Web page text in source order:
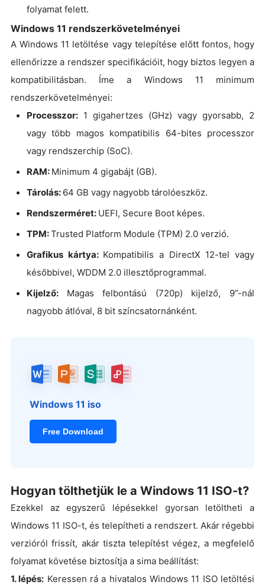
folyamat felett.
Windows 11 rendszerkövetelményei
A Windows 11 letöltése vagy telepítése előtt fontos, hogy
ellenőrizze a rendszer specifikációit, hogy biztos legyen a
kompatibilitásban. Íme a Windows 11 minimum
rendszerkövetelményei:
Processzor: 1 gigahertzes (GHz) vagy gyorsabb, 2
vagy több magos kompatibilis 64-bites processzor
vagy rendszerchip (SoC).
RAM: Minimum 4 gigabájt (GB).
Tárolás: 64 GB vagy nagyobb tárolóeszköz.
Rendszerméret: UEFI, Secure Boot képes.
TPM:Trusted Platform Module (TPM) 2.0 verzió.
Grafikus kártya: Kompatibilis a DirectX 12-tel vagy
későbbivel, WDDM 2.0 illesztőprogrammal.
Kijelző: Magas felbontású (720p) kijelző, 9”-nál
nagyobb átlóval, 8 bit színcsatornánként.
Windows 11 iso
Free Download
Hogyan tölthetjük le a Windows 11 ISO-t?
Ezekkel az egyszerű lépésekkel gyorsan letöltheti a
Windows 11 ISO-t, és telepítheti a rendszert. Akár régebbi
verzióról frissít, akár tiszta telepítést végez, a megfelelő
folyamat követése biztosítja a sima beállítást:
1. lépés: Keressen rá a hivatalos Windows 11 ISO letöltési